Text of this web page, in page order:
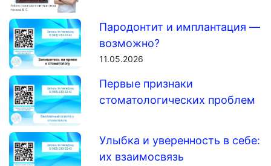
Пародонтит и имплантация —
возможно?
11.05.2026
Первые признаки
стоматологических проблем
Улыбка и уверенность в себе:
их взаимосвязь